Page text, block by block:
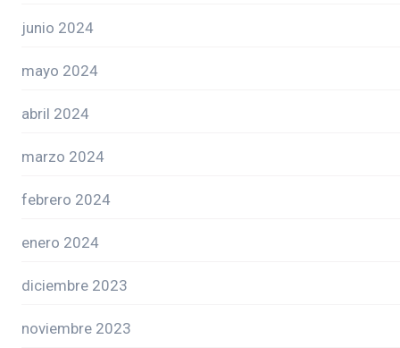
junio 2024
mayo 2024
abril 2024
marzo 2024
febrero 2024
enero 2024
diciembre 2023
noviembre 2023